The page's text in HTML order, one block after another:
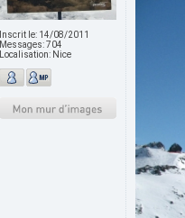
Inscrit le: 14/08/2011
Messages:704
Localisation: Nice